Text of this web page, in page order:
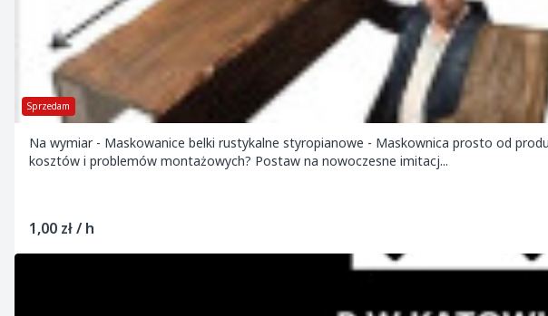
Sprzedam
Na wymiar - Maskowanice belki rustykalne styropianowe - Maskownica prosto od
kosztów i problemów montażowych? Postaw na nowoczesne imitacj...
1,00 zł / h